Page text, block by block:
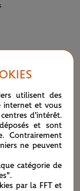
couronnée
utilisent des
internet et vous
d'intérêt.
et sont
Contrairement
ne peuvent
catégorie de
par la FFT et